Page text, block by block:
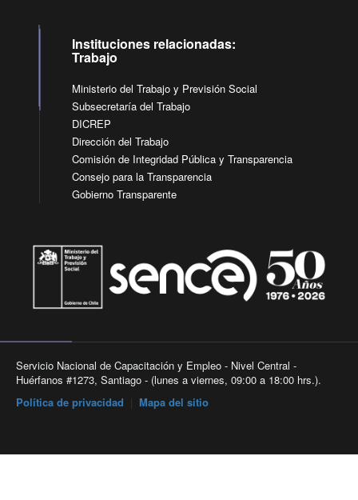
Instituciones relacionadas:
Trabajo
Ministerio del Trabajo y Previsión Social
Subsecretaría del Trabajo
DICREP
Dirección del Trabajo
Comisión de Integridad Pública y Transparencia
Consejo para la Transparencia
Gobierno Transparente
Servicio Nacional de Capacitación y Empleo - Nivel Central -
Huérfanos #1273, Santiago - (lunes a viernes, 09:00 a 18:00 hrs.).
Política de privacidad
Mapa del sitio